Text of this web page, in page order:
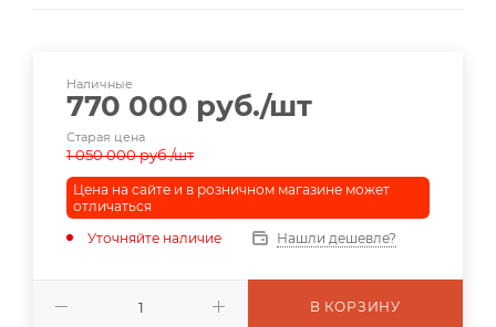
Наличные
770 000 руб./шт
Старая цена
1 050 000руб./шт
Цена на сайте и в розничном магазине может
отличаться
Уточняйте наличие
Нашли дешевле?
В КОРЗИНУ